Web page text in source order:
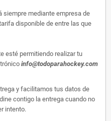
siempre mediante empresa de
disponible de entre las que
esté permitiendo realizar tu
info@todoparahockey.com
y facilitamos tus datos de
contigo la entrega cuando no
intento.